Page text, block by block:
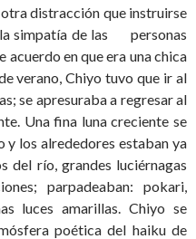
distracción que instruirse
la simpatía de las personas
en que era una chica
verano, Chiyo tuvo que ir al
se apresuraba a regresar al
Una fina luna creciente se
y los alrededores estaban ya
río, grandes luciérnagas
parpadeaban: pokari,
luces amarillas. Chiyo se
poética del haiku de